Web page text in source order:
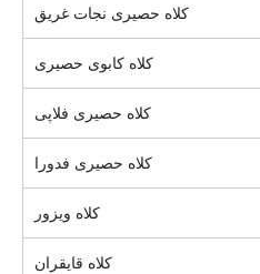
کلاه حصیری نجات غریق
کلاه کابوی حصیری
کلاه حصیری فلاپی
کلاه حصیری فدورا
کلاه ویزور
کلاه قایقران